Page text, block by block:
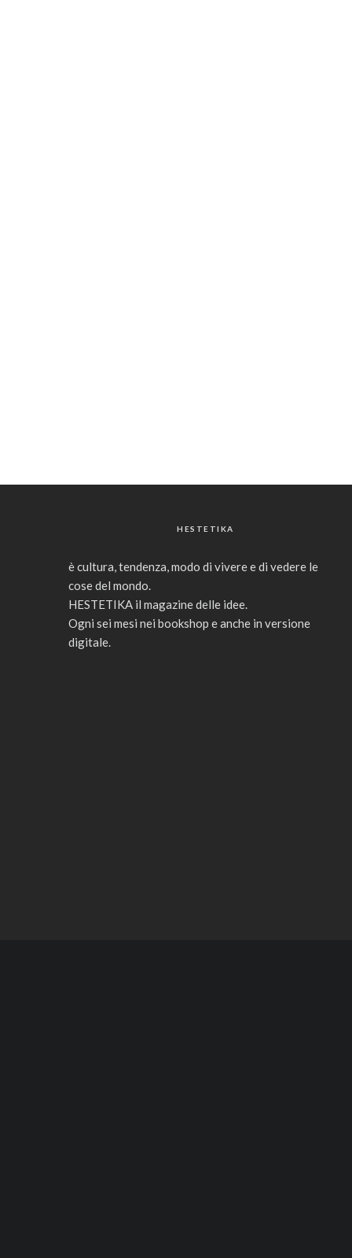
HESTETIKA
è cultura, tendenza, modo di vivere e di vedere le
cose del mondo.
HESTETIKA il magazine delle idee.
Ogni sei mesi nei bookshop e anche in versione
digitale.